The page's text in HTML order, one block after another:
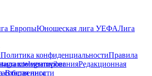
ЕвропыЮношеская лига УЕФАЛига
Политика конфиденциальностиПравила
комментированияРедакционная
собственности
telegramviber
Вторая лига